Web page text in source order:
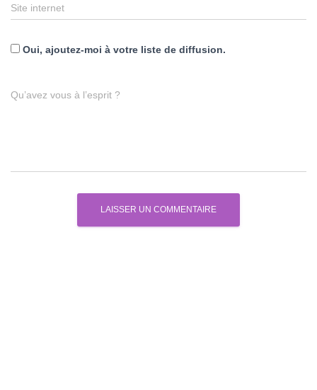
Site internet
Oui, ajoutez-moi à votre liste de diffusion.
Qu’avez vous à l’esprit ?